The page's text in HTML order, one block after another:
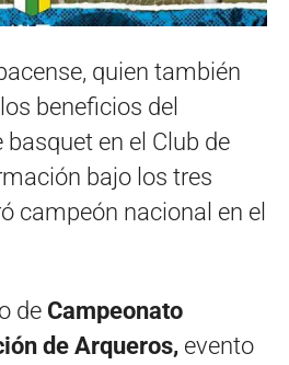
quien también
beneficios del
en el Club de
bajo los tres
campeón nacional en el
de Campeonato
de Arqueros, evento